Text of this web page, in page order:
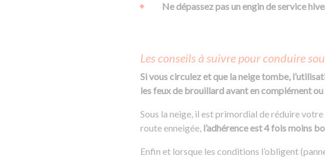
Ne dépassez pas un engin de service
Les conseils à suivre pour conduire
Si vous circulez et que la neige tombe,
les feux de brouillard avant en complément
Sous la neige, il est primordial de réduire
route enneigée, l’adhérence est 4 fois moins
Enfin et lorsque les conditions l’obligent